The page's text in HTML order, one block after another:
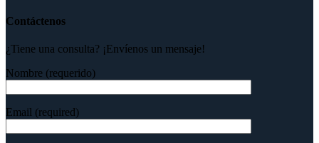
Contáctenos
¿Tiene una consulta? ¡Envíenos un mensaje!
Nombre (requerido)
Email (required)